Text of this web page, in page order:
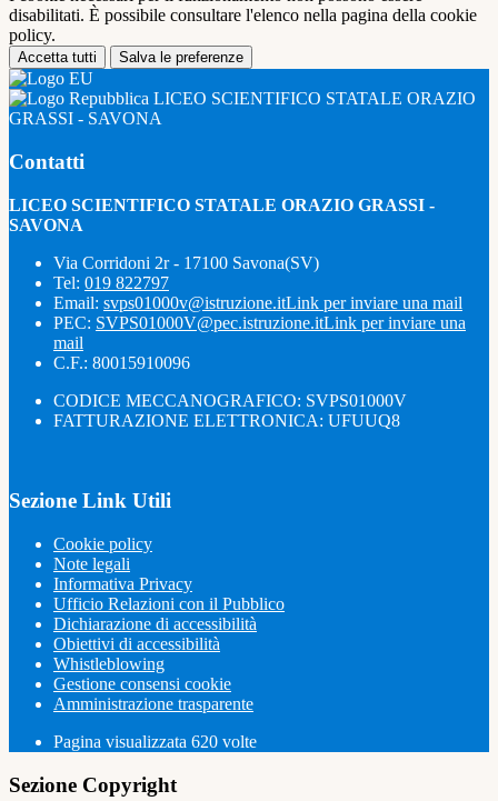
disabilitati. È possibile consultare l'elenco nella pagina della cookie
policy.
Accetta tutti Salva le preferenze
LICEO SCIENTIFICO STATALE ORAZIO
GRASSI - SAVONA
Contatti
LICEO SCIENTIFICO STATALE ORAZIO GRASSI -
SAVONA
Via Corridoni 2r - 17100 Savona(SV)
Tel: 019 822797
Email: svps01000v@istruzione.itLink per inviare una mail
PEC: SVPS01000V@pec.istruzione.itLink per inviare una
mail
C.F.: 80015910096
CODICE MECCANOGRAFICO: SVPS01000V
FATTURAZIONE ELETTRONICA: UFUUQ8
Sezione Link Utili
Cookie policy
Note legali
Informativa Privacy
Ufficio Relazioni con il Pubblico
Dichiarazione di accessibilità
Obiettivi di accessibilità
Whistleblowing
Gestione consensi cookie
Amministrazione trasparente
Pagina visualizzata 620 volte
Sezione Copyright